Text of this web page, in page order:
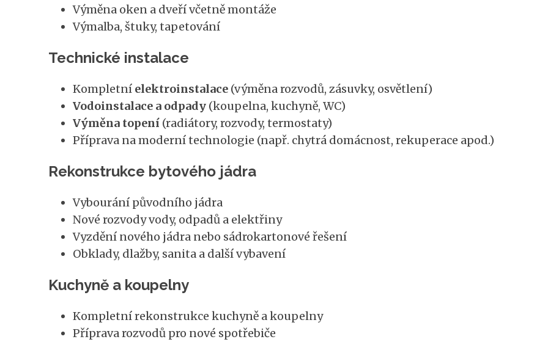
Výměna oken a dveří včetně montáže
Výmalba, štuky, tapetování
Technické instalace
Kompletní elektroinstalace(výměna rozvodů, zásuvky, osvětlení)
Vodoinstalace a odpady(koupelna, kuchyně, WC)
Výměna topení(radiátory, rozvody, termostaty)
Příprava na moderní technologie (např. chytrá domácnost, rekuperace apod.)
Rekonstrukce bytového jádra
Vybourání původního jádra
Nové rozvody vody, odpadů a elektřiny
Vyzdění nového jádra nebo sádrokartonové řešení
Obklady, dlažby, sanita a další vybavení
Kuchyně a koupelny
Kompletní rekonstrukce kuchyně a koupelny
Příprava rozvodů pro nové spotřebiče